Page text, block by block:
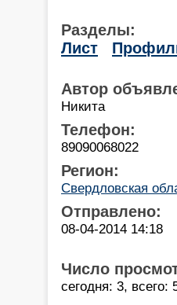
Разделы:
Лист
Автор
Никита
Телефон:
89090068022
Регион:
Свердловская
Отправлено:
08-04-2014 14:18
Число
сегодня: 3, всего: